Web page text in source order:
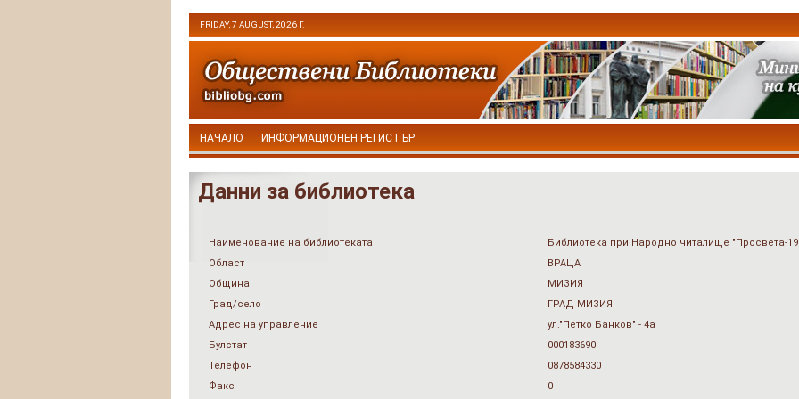
FRIDAY, 7 AUGUST, 2026 Г.
НАЧАЛО ИНФОРМАЦИОНЕН РЕГИСТЪР
Данни за библиотека
Наименование на библиотеката
Библиотека при Народно читалище "Просвета-
Област
ВРАЦА
Община
МИЗИЯ
Град/село
ГРАД МИЗИЯ
Адрес на управление
ул."Петко Банков" - 4а
Булстат
000183690
Телефон
0878584330
Факс
0